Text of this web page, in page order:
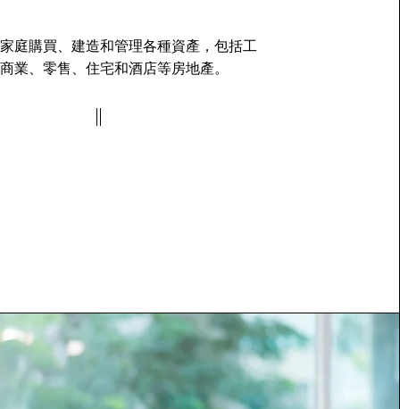
庭購買、建造和管理各種資產，包括工
業、零售、住宅和酒店等房地產。